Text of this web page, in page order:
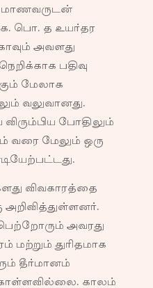
மாணவருடன்
க. பொ. த உயர்தர
அவளது
பதிவு
மேலாக
வலுவானது.
போதிலும்
வரை மேலும் ஒரு
விவகாரத்தை
பெற்றோரும் அவரது
துரிதமாக
தீர்மானம்
காலம்